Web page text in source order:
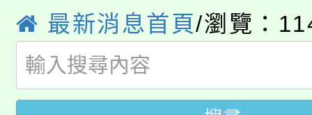
系所師生報名參加。
學籍身 分審查程序及
版
淨零綠領人才培育課程
公告本校115學年度第
代理(課)教師甄選結果(
「2026金融保險知識
最新消息首頁/瀏覽：